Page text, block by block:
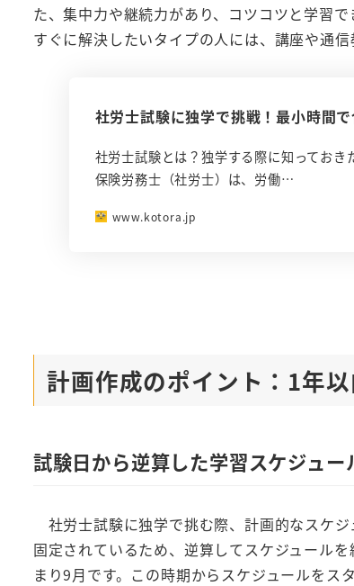
た、集中力や継続力があり、コツコツと学習
すぐに解決したいタイプの人には、講座や通
社労士試験に独学で挑戦！最小時間
社労士試験とは？独学する際に知ってお
保険労務士（社労士）は、労働…
www.kotora.jp
計画作成のポイント：1年
試験日から逆算した学習スケジュー
社労士試験に独学で挑む際、計画的なスケ
固定されているため、逆算してスケジュール
まり9月です。この時期からスケジュールを